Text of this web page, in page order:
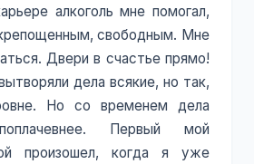
алкоголь мне помогал,
свободным. Мне
Двери в счастье прямо!
дела всякие, но так,
Но со временем дела
Первый мой
произошел, когда я уже